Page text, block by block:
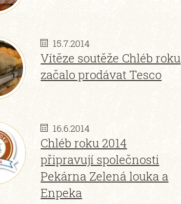
15.7.2014
Vítěze soutěže Chléb roku
začalo prodávat Tesco
16.6.2014
Chléb roku 2014
připravují společnosti
Pekárna Zelená louka a
Enpeka